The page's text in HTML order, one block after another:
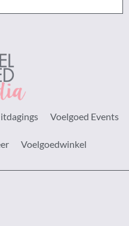
Voelgoed Events
Voelgoedwinkel